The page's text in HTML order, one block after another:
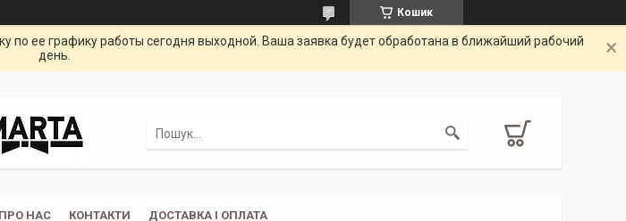
Кошик
по ее графику работы сегодня выходной. Ваша заявка будет обработана в ближайший рабочий
день.
ПРО НАС КОНТАКТИ ДОСТАВКА І ОПЛАТА